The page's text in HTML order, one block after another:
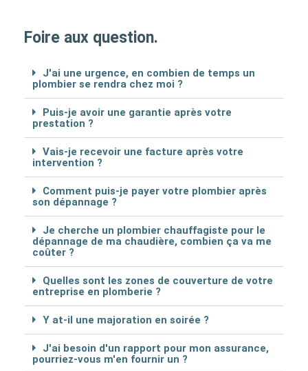
Foire aux question.
J'ai une urgence, en combien de temps un
plombier se rendra chez moi ?
Puis-je avoir une garantie après votre
prestation ?
Vais-je recevoir une facture après votre
intervention ?
Comment puis-je payer votre plombier après
son dépannage ?
Je cherche un plombier chauffagiste pour le
dépannage de ma chaudière, combien ça va me
coûter ?
Quelles sont les zones de couverture de votre
entreprise en plomberie ?
Y at-il une majoration en soirée ?
J'ai besoin d'un rapport pour mon assurance,
pourriez-vous m'en fournir un ?